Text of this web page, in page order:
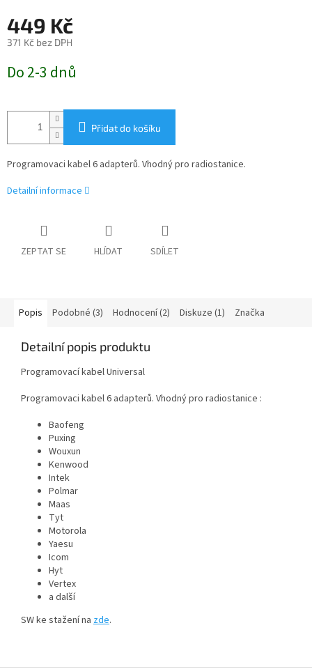
449 Kč
371 Kč bez DPH
cena:
Do 2-3 dnů
Přidat do košíku
Programovaci kabel 6 adapterů. Vhodný pro radiostanice.
Detailní informace
ZEPTAT SE HLÍDAT SDÍLET
Popis Podobné (3) Hodnocení (2) Diskuze (1) Značka
Detailní popis produktu
Programovací kabel Universal
Programovaci kabel 6 adapterů. Vhodný pro radiostanice :
Baofeng
Puxing
Wouxun
Kenwood
Intek
Polmar
Maas
Tyt
Motorola
Yaesu
Icom
Hyt
Vertex
a další
SW ke stažení na zde.